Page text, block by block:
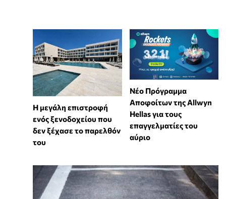
Η μεγάλη επιστροφή
ενός ξενοδοχείου που
δεν ξέχασε το παρελθόν
του
Νέο Πρόγραμμα
Αποφοίτων της Allwyn
Hellas για τους
επαγγελματίες του
αύριο